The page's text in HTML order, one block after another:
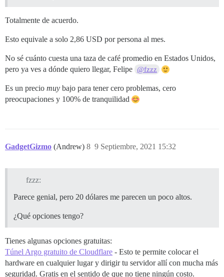
Totalmente de acuerdo.
Esto equivale a solo 2,86 USD por persona al mes.
No sé cuánto cuesta una taza de café promedio en Estados Unidos,
pero ya ves a dónde quiero llegar, Felipe @fzzz
Es un precio muy bajo para tener cero problemas, cero
preocupaciones y 100% de tranquilidad
GadgetGizmo (Andrew) 9 Septiembre, 2021 15:32
8
fzzz:
Parece genial, pero 20 dólares me parecen un poco altos.
¿Qué opciones tengo?
Tienes algunas opciones gratuitas:
Túnel Argo gratuito de Cloudflare - Esto te permite colocar el
hardware en cualquier lugar y dirigir tu servidor allí con mucha más
seguridad. Gratis en el sentido de que no tiene ningún costo.